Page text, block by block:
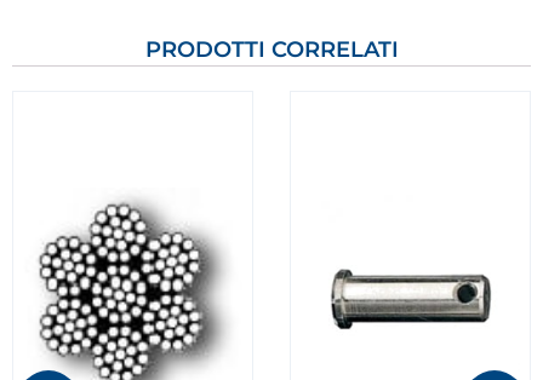
PRODOTTI CORRELATI